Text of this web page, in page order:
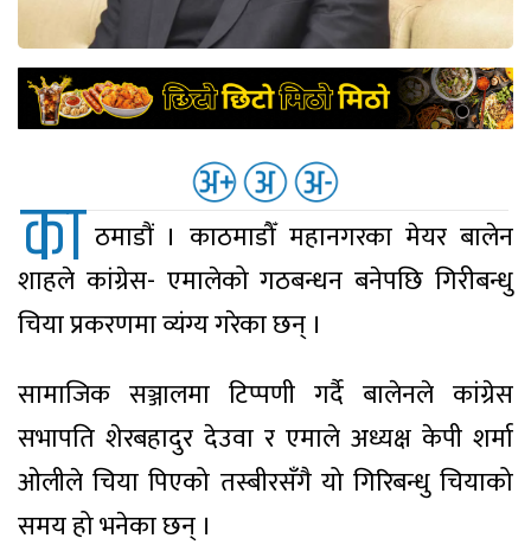
का ठमाडौं । काठमाडौँ महानगरका मेयर बालेन
शाहले कांग्रेस- एमालेको गठबन्धन बनेपछि गिरीबन्धु
चिया प्रकरणमा व्यंग्य गरेका छन् ।
सामाजिक सञ्जालमा टिप्पणी गर्दै बालेनले कांग्रेस
सभापति शेरबहादुर देउवा र एमाले अध्यक्ष केपी शर्मा
ओलीले चिया पिएको तस्बीरसँगै यो गिरिबन्धु चियाको
समय हो भनेका छन् ।